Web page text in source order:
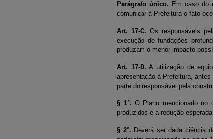
Parágrafo único. Em caso do
comunicar à Prefeitura o fato
Art. 17-C. Os responsáveis
execução de fundações
produzam o menor impacto
Art. 17-D. A utilização de
apresentação à Prefeitura,
parte do responsável pela
§ 1°. O Plano mencionado no
produzidos e a redução
§ 2°. Deverá ser dada ciência